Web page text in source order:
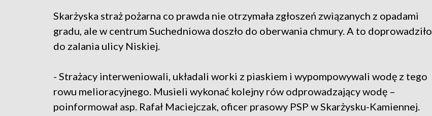
Skarżyska straż pożarna co prawda nie otrzymała zgłoszeń związanych z opadami
gradu, ale w centrum Suchedniowa doszło do oberwania chmury. A to doprowadziło
do zalania ulicy Niskiej.
- Strażacy interweniowali, układali worki z piaskiem i wypompowywali wodę z tego
rowu melioracyjnego. Musieli wykonać kolejny rów odprowadzający wodę –
poinformował asp. Rafał Maciejczak, oficer prasowy PSP w Skarżysku-Kamiennej.